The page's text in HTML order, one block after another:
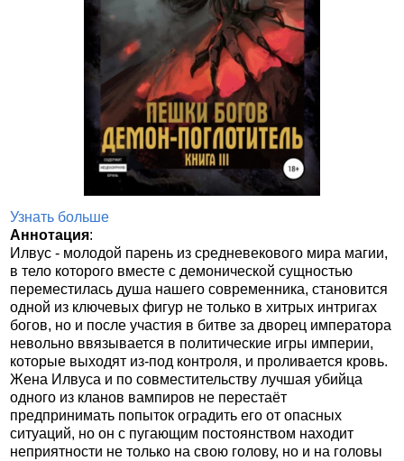
Узнать больше
Аннотация:
Илвус - молодой парень из средневекового мира магии,
в тело которого вместе с демонической сущностью
переместилась душа нашего современника, становится
одной из ключевых фигур не только в хитрых интригах
богов, но и после участия в битве за дворец императора
невольно ввязывается в политические игры империи,
которые выходят из-под контроля, и проливается кровь.
Жена Илвуса и по совместительству лучшая убийца
одного из кланов вампиров не перестаёт
предпринимать попыток оградить его от опасных
ситуаций, но он с пугающим постоянством находит
неприятности не только на свою голову, но и на головы